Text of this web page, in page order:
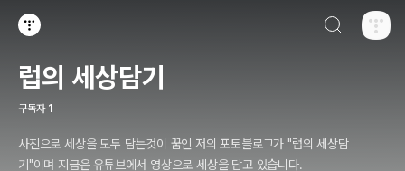
럽의 세상담기
구독자 1
사진으로 세상을 모두 담는것이 꿈인 저의 포토블로그가 "럽의 세상담
기"이며 지금은 유튜브에서 영상으로 세상을 담고 있습니다.